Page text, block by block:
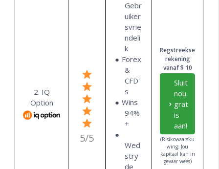
2. IQ
Option
5/5
Gebr
uiker
svrie
ndeli
k
Forex
&
CFD'
s
Wins
94%
+
Wed
stry
de
Regstreekse
rekening
vanaf $ 10
Sluit
nou
grat
is
aan!
(Risikowaarsku
wing: Jou
kapitaal kan in
gevaar wees)